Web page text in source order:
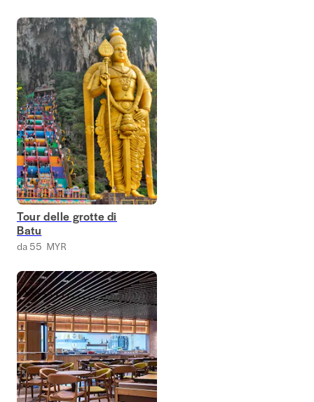
Tour delle grotte di
Batu
da 55 MYR